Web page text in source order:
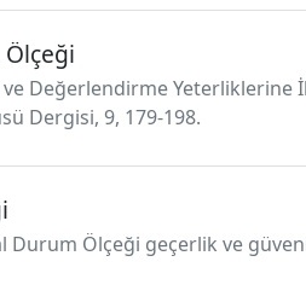
ve Değerlendirme
Dergisi, 9, 179-198.
Ölçeği geçerlik ve